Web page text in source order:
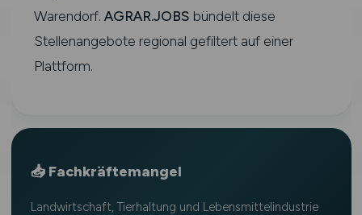
Warendorf. AGRAR.JOBS bündelt diese
Stellenangebote regional gefiltert auf einer
Plattform.
📥 Fachkräftemangel
Landwirtschaft, Tierhaltung und Lebensmittelindustrie